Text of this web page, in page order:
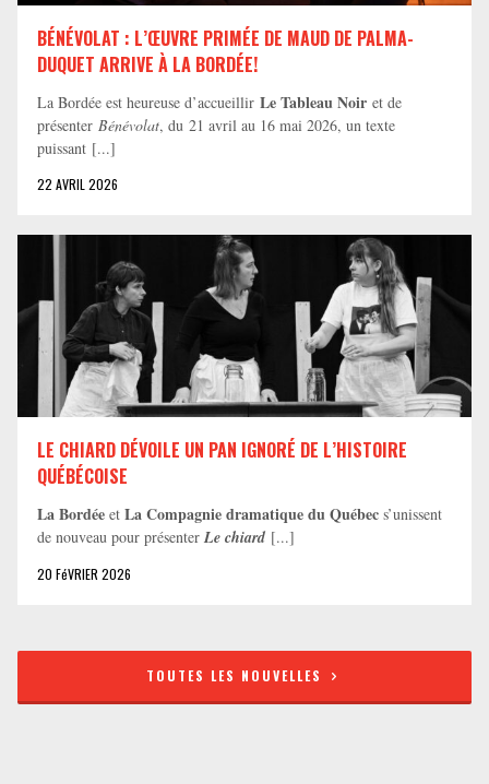
BÉNÉVOLAT : L’ŒUVRE PRIMÉE DE MAUD DE PALMA-
DUQUET ARRIVE À LA BORDÉE!
La Bordée est heureuse d’accueillir Le Tableau Noir et de
présenter Bénévolat, du 21 avril au 16 mai 2026, un texte
puissant [...]
22 AVRIL 2026
LE CHIARD DÉVOILE UN PAN IGNORÉ DE L’HISTOIRE
QUÉBÉCOISE
La Bordée et La Compagnie dramatique du Québec s’unissent
de nouveau pour présenter Le chiard [...]
20 FéVRIER 2026
TOUTES LES NOUVELLES